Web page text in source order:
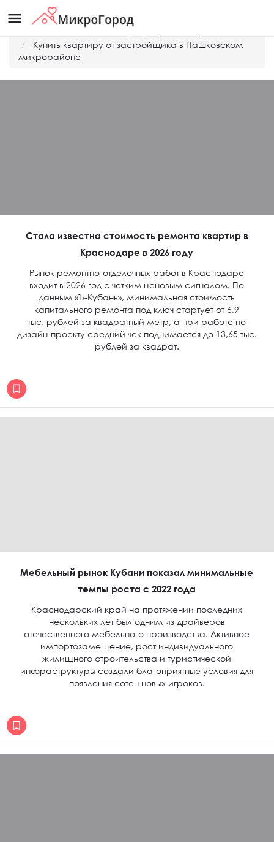
menu
Купить квартиру от застройщика в Пашковском
микрорайоне
Стала известна стоимость ремонта квартир в
Краснодаре в 2026 году
Рынок ремонтно-отделочных работ в Краснодаре
входит в 2026 год с четким ценовым сигналом. По
данным «Ъ-Кубань», минимальная стоимость
капитального ремонта под ключ стартует от 6,9
тыс. рублей за квадратный метр, а при работе по
дизайн-проекту средний чек поднимается до 13,65 тыс.
рублей за квадрат.
Мебельный рынок Кубани показал минимальные
темпы роста с 2022 года
Краснодарский край на протяжении последних
нескольких лет был одним из драйверов
отечественного мебельного производства. Активное
импортозамещение, рост индивидуального
жилищного строительства и туристической
инфраструктуры создали благоприятные условия для
появления сотен новых игроков.